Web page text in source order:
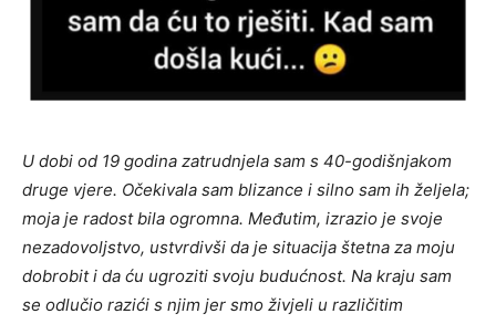
U dobi od 19 godina zatrudnjela sam s 40-godišnjakom
druge vjere. Očekivala sam blizance i silno sam ih željela;
moja je radost bila ogromna. Međutim, izrazio je svoje
nezadovoljstvo, ustvrdivši da je situacija štetna za moju
dobrobit i da ću ugroziti svoju budućnost. Na kraju sam
se odlučio razići s njim jer smo živjeli u različitim